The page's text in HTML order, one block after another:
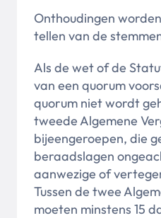
Onthoudingen
tellen van de
Als de wet of de
van een quorum
quorum niet wordt
tweede Algemene
bijeengeroepen, die
beraadslagen
aanwezige of
Tussen de twee
moeten minstens 15